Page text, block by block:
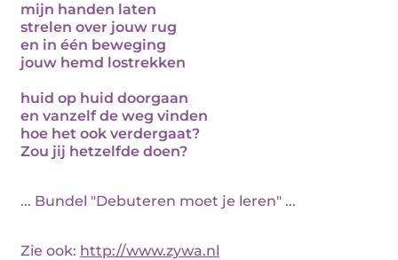
mijn handen laten
strelen over jouw rug
en in één beweging
jouw hemd lostrekken
huid op huid doorgaan
en vanzelf de weg vinden
hoe het ook verdergaat?
Zou jij hetzelfde doen?
... Bundel "Debuteren moet je leren" ...
Zie ook: http://www.zywa.nl